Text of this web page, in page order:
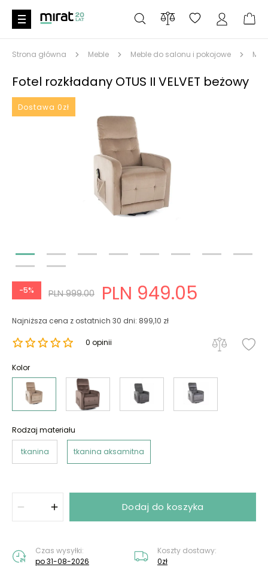
Strona główna Meble Meble do salonu i pokojowe
Fotel rozkładany OTUS II VELVET beżowy
Dostawa 0zł
-5% PLN 999.00 PLN 949.05
Najniższa cena z ostatnich 30 dni: 899,10 zł
0 opinii
Kolor
Rodzaj materiału
tkanina tkanina aksamitna
Dodaj do koszyka
Czas wysyłki:
po 31-08-2026
Koszty dostawy:
0zł